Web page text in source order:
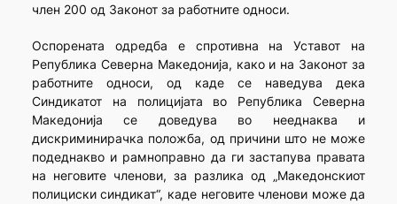
член 200 од Законот за работните односи.
Оспорената одредба е спротивна на Уставот на
Република Северна Македонија, како и на Законот за
работните односи, од каде се наведува дека
Синдикатот на полицијата во Република Северна
Македонија се доведува во нееднаква и
дискриминирачка положба, од причини што не може
подеднакво и рамноправно да ги застапува правата
на неговите членови, за разлика од „Македонскиот
полициски синдикат“, каде неговите членови може да